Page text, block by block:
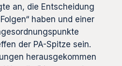
an, die Entscheidung
haben und einer
der PA-Spitze sein.
herausgekommen